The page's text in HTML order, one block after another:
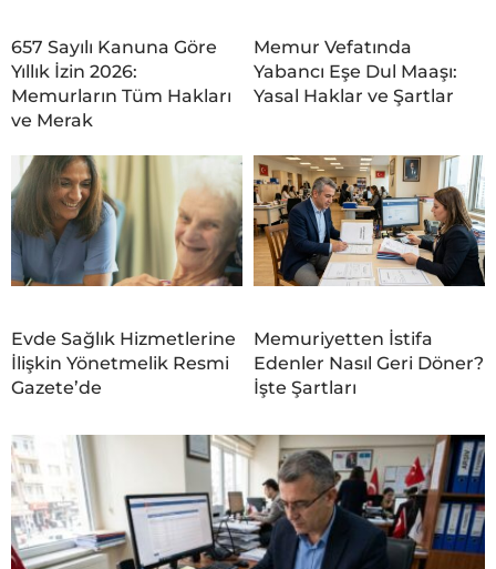
657 Sayılı Kanuna Göre
Yıllık İzin 2026:
Memurların Tüm Hakları
ve Merak
Memur Vefatında
Yabancı Eşe Dul Maaşı:
Yasal Haklar ve Şartlar
Evde Sağlık Hizmetlerine
İlişkin Yönetmelik Resmi
Gazete’de
Memuriyetten İstifa
Edenler Nasıl Geri Döner?
İşte Şartları